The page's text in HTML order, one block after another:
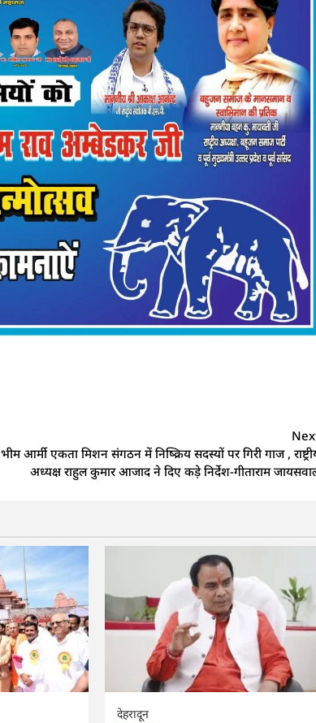
भीम आर्मी एकता मिशन संगठन में निष्क्रिय सदस्यों पर गिरी गाज ,
अध्यक्ष राहुल कुमार आजाद ने दिए कड़े निर्देश-गीताराम
देहरादून